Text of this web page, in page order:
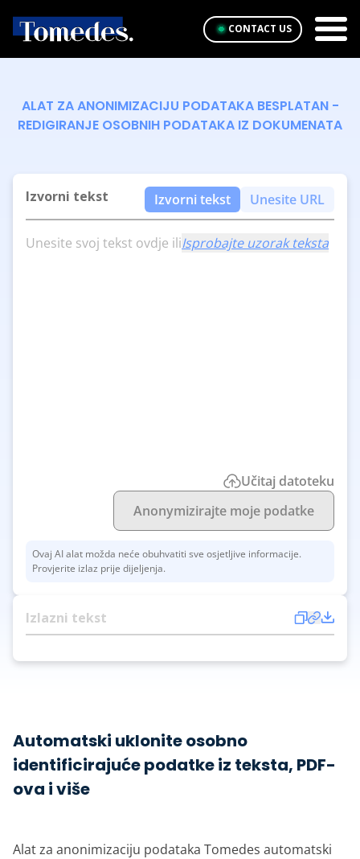
CONTACT US
ALAT ZA ANONIMIZACIJU PODATAKA BESPLATAN -
REDIGIRANJE OSOBNIH PODATAKA IZ DOKUMENATA
Izvorni tekst Izvorni tekst Unesite URL
Unesite svoj tekst ovdje iliIsprobajte uzorak teksta
Učitaj datoteku
Anonymizirajte moje podatke
Ovaj AI alat možda neće obuhvatiti sve osjetljive informacije.
Provjerite izlaz prije dijeljenja.
Izlazni tekst
Automatski uklonite osobno
identificirajuće podatke iz teksta, PDF-
ova i više
Alat za anonimizaciju podataka Tomedes automatski